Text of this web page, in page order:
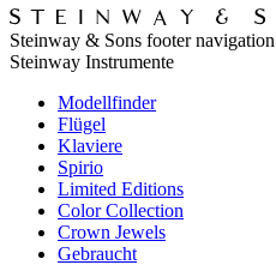
Steinway & Sons footer navigation
Steinway Instrumente
Modellfinder
Flügel
Klaviere
Spirio
Limited Editions
Color Collection
Crown Jewels
Gebraucht